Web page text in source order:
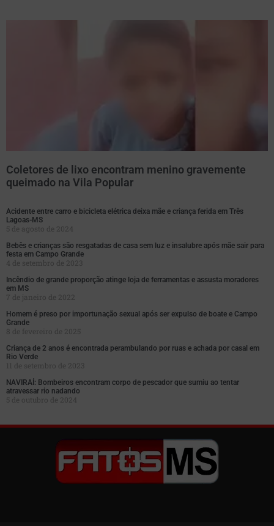
Coletores de lixo encontram menino gravemente
queimado na Vila Popular
Acidente entre carro e bicicleta elétrica deixa mãe e criança ferida em Três
Lagoas-MS
5 de agosto de 2024
Bebês e crianças são resgatadas de casa sem luz e insalubre após mãe sair para
festa em Campo Grande
4 de setembro de 2023
Incêndio de grande proporção atinge loja de ferramentas e assusta moradores
em MS
7 de janeiro de 2022
Homem é preso por importunação sexual após ser expulso de boate e Campo
Grande
8 de fevereiro de 2025
Criança de 2 anos é encontrada perambulando por ruas e achada por casal em
Rio Verde
11 de setembro de 2023
NAVIRAÍ: Bombeiros encontram corpo de pescador que sumiu ao tentar
atravessar rio nadando
5 de outubro de 2024